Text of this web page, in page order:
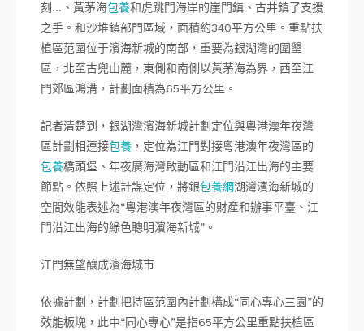
刻…、黃茅海包養和虎跳門海岸的崖門鎮、古井鎮了支援
之手。和沙堆鎮部門區域，面積約340平方公里。重點扶
植區范圍位于濱海新城的南部，重要為銀湖灣的圍墾
區，北至古兜山麓，東側和南側以黃茅海為界，西至江
門郊區鴻溝，計劃面積為65平方公里。
記者清楚到，銀湖灣濱海新城計劃定位與粵港澳年夜灣
區計劃相連接包養 ，定位為江門對接粵港澳年夜灣區的
包養橋頭堡、年夜廣海灣啟動區和江門沿江出海的主要
節點。依照上述計謀定位，將銀包養網湖灣濱海新城的
空間效能表述為“粵港澳年夜灣區的財產和辦事平臺、江
門沿江出海的綠色聰明濱海新城”。
江門無望釀成濱海城市
依據計劃，計劃把持區范圍內計劃構成“同心專心三園”的
效能板塊，此中“同心專心”是指65平方公里重點扶植區